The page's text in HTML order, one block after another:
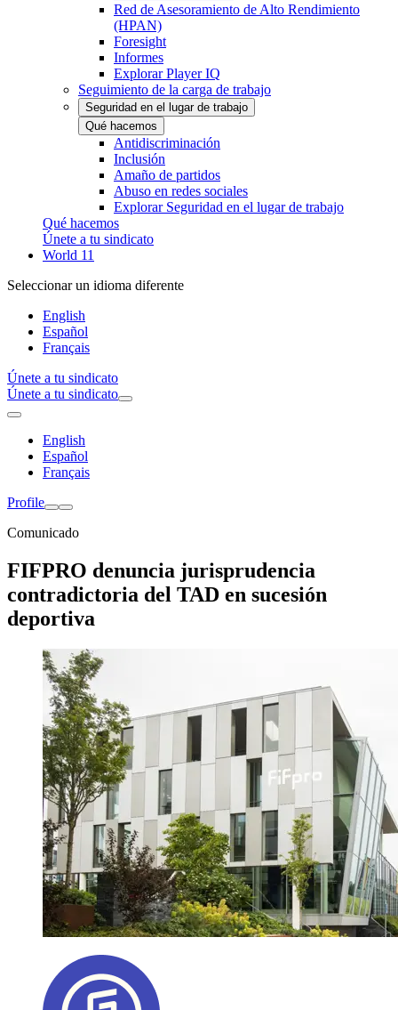
Red de Asesoramiento de Alto Rendimiento
(HPAN)
Foresight
Informes
Explorar Player IQ
Seguimiento de la carga de trabajo
Seguridad en el lugar de trabajo
Qué hacemos
Antidiscriminación
Inclusión
Amaño de partidos
Abuso en redes sociales
Explorar Seguridad en el lugar de trabajo
Qué hacemos
Únete a tu sindicato
World 11
Seleccionar un idioma diferente
English
Español
Français
Únete a tu sindicato
Únete a tu sindicato
English
Español
Français
Profile
Comunicado
FIFPRO denuncia jurisprudencia
contradictoria del TAD en sucesión
deportiva